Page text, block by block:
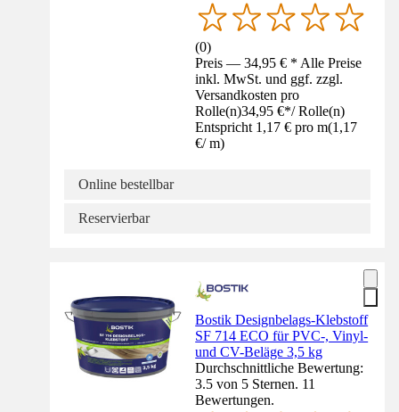
(0)
Preis — 34,95 € * Alle Preise
inkl. MwSt. und ggf. zzgl.
Versandkosten pro
Rolle(n)34,95 €*/ Rolle(n)
Entspricht 1,17 € pro m(1,17
€/ m)
Online bestellbar
Reservierbar
Bostik Designbelags-Klebstoff
SF 714 ECO für PVC-, Vinyl-
und CV-Beläge 3,5 kg
Durchschnittliche Bewertung:
3.5 von 5 Sternen. 11
Bewertungen.